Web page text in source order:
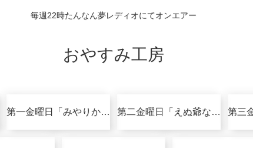
毎週22時たんなん夢レディオにてオンエアー
おやすみ工房
第一金曜日「みやりかの歌でめくる絵本」 第二金曜日「えぬ爺な夜」